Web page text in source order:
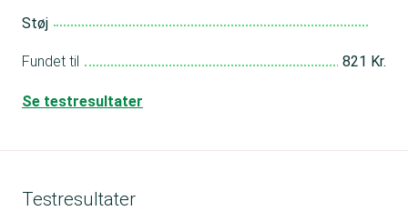
Støj
Fundet til 821 Kr.
Se testresultater
Testresultater